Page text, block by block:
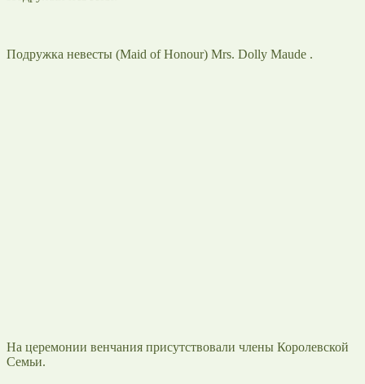
Подружка невесты (Maid of Honour) Mrs. Dolly Maude .
На церемонии венчания присутствовали члены Королевской
Семьи.